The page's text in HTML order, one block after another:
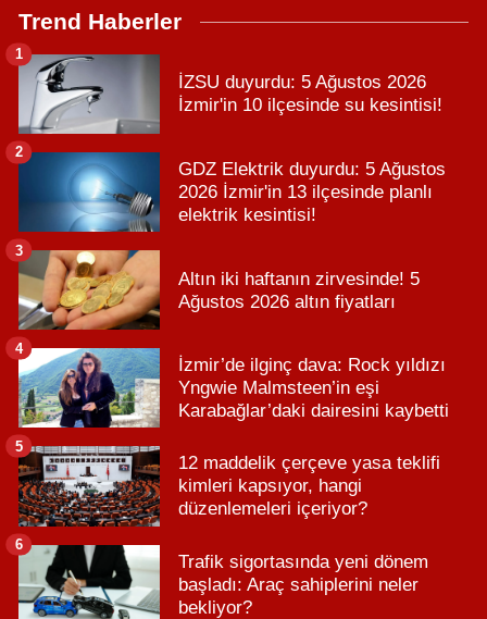
Trend Haberler
İZSU duyurdu: 5 Ağustos 2026
İzmir'in 10 ilçesinde su kesintisi!
1
GDZ Elektrik duyurdu: 5 Ağustos
2026 İzmir'in 13 ilçesinde planlı
elektrik kesintisi!
2
Altın iki haftanın zirvesinde! 5
Ağustos 2026 altın fiyatları
3
İzmir’de ilginç dava: Rock yıldızı
Yngwie Malmsteen’in eşi
Karabağlar’daki dairesini kaybetti
4
12 maddelik çerçeve yasa teklifi
kimleri kapsıyor, hangi
düzenlemeleri içeriyor?
5
Trafik sigortasında yeni dönem
başladı: Araç sahiplerini neler
bekliyor?
6